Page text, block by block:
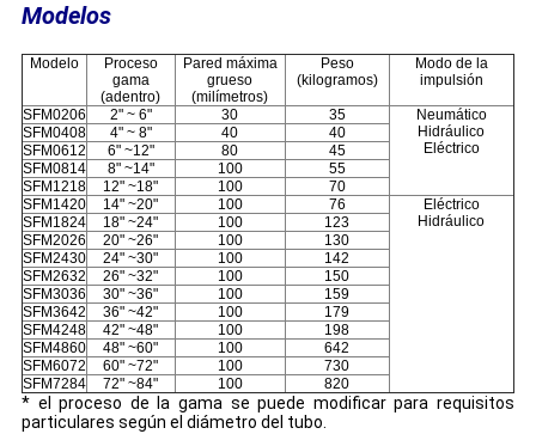
Modelos
Modelo
Proceso
gama
(adentro)
Pared máxima
grueso
(milímetros)
Peso
(kilogramos)
Modo de la
impulsión
SFM0206 2" ~ 6" 30 35
Neumático
Hidráulico
Eléctrico
SFM0408 4" ~ 8" 40
40
SFM0612
6" ~12" 80
45
SFM0814
8" ~14" 100
55
SFM1218
12" ~18" 100
70
SFM1420
14" ~20" 100 76
Eléctrico
Hidráulico
SFM1824 18" ~24" 100
123
SFM2026
20" ~26" 100
130
SFM2430
24" ~30" 100
142
SFM2632
26" ~32" 100
150
SFM3036
30" ~36" 100
159
SFM3642
36" ~42" 100
179
SFM4248
42" ~48" 100
198
SFM4860
48" ~60" 100
642
SFM6072
60" ~72" 100
730
SFM7284
72" ~84" 100 820
* el proceso de la gama se puede modificar para requisitos
particulares según el diámetro del tubo.